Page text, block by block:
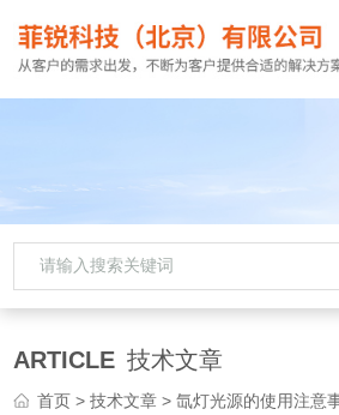
ARTICLE 技术文章
首页 >技术文章 > 氙灯光源的使用注意